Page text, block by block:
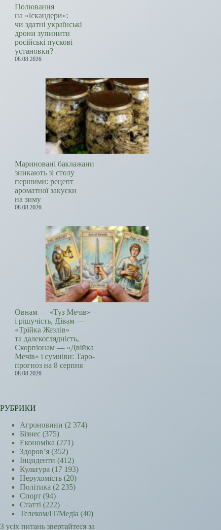
Полювання
на «Іскандери»:
чи здатні українські
дрони зупинити
російські пускові
установки?
08.08.2026
Мариновані баклажани
зникають зі столу
першими: рецепт
ароматної закуски
на зиму
08.08.2026
Овнам — «Туз Мечів»
і рішучість, Дівам —
«Трійка Жезлів»
та далекоглядність,
Скорпіонам — «Двійка
Мечів» і сумніви: Таро-
прогноз на 8 серпня
08.08.2026
РУБРИКИ
Агроновини (2 374)
Бізнес (375)
Економіка (271)
Здоров’я (352)
Інциденти (412)
Культура (17 193)
Нерухомість (20)
Політика (2 235)
Спорт (94)
Статті (222)
Телеком/ІТ/Медіа (40)
З усіх питань звертайтеся за